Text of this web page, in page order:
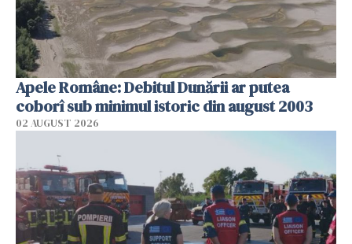
Apele Române: Debitul Dunării ar putea
coborî sub minimul istoric din august 2003
02 AUGUST 2026